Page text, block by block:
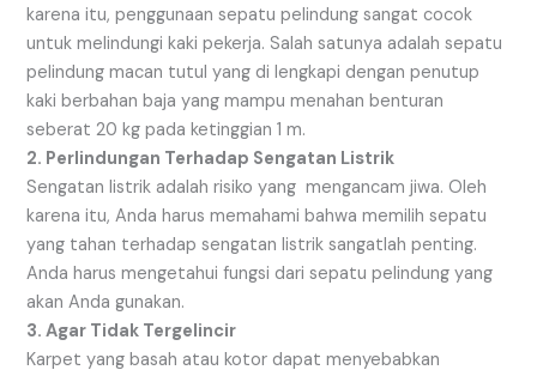
karena itu, penggunaan sepatu pelindung sangat cocok
untuk melindungi kaki pekerja. Salah satunya adalah sepatu
pelindung macan tutul yang di lengkapi dengan penutup
kaki berbahan baja yang mampu menahan benturan
seberat 20 kg pada ketinggian 1 m.
2. Perlindungan Terhadap Sengatan Listrik
Sengatan listrik adalah risiko yang mengancam jiwa. Oleh
karena itu, Anda harus memahami bahwa memilih sepatu
yang tahan terhadap sengatan listrik sangatlah penting.
Anda harus mengetahui fungsi dari sepatu pelindung yang
akan Anda gunakan.
3. Agar Tidak Tergelincir
Karpet yang basah atau kotor dapat menyebabkan